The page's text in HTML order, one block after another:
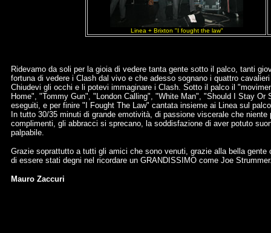
Linea + Brixton "I fought the law"
Ridevamo da soli per la gioia di vedere tanta gente sotto il palco, tanti
fortuna di vedere i Clash dal vivo e che adesso sognano i quattro
Chiudevi gli occhi e li potevi immaginare i Clash. Sotto il palco il
Home", "Tommy Gun", "London Calling", "White Man", "Should I Stay
eseguiti, e per finire "I Fought The Law" cantata insieme ai Linea sul
In tutto 30/35 minuti di grande emotività, di passione viscerale che
complimenti, gli abbracci si sprecano, la soddisfazione di aver potuto
palpabile.
Grazie soprattutto a tutti gli amici che sono venuti, grazie alla bella
di essere stati degni nel ricordare un GRANDISSIMO come Joe
Mauro Zaccuri